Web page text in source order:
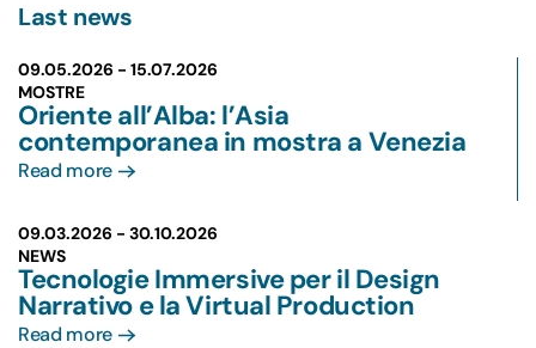
Last news
09.05.2026 - 15.07.2026
MOSTRE
Oriente all’Alba: l’Asia
contemporanea in mostra a Venezia
Read more
09.03.2026 - 30.10.2026
NEWS
Tecnologie Immersive per il Design
Narrativo e la Virtual Production
Read more